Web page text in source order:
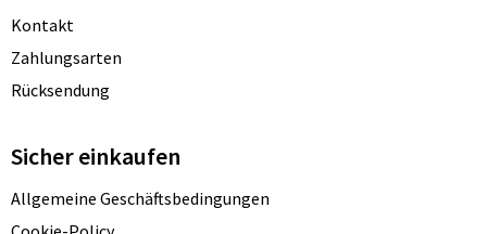
Kontakt
Zahlungsarten
Rücksendung
Sicher einkaufen
Allgemeine Geschäftsbedingungen